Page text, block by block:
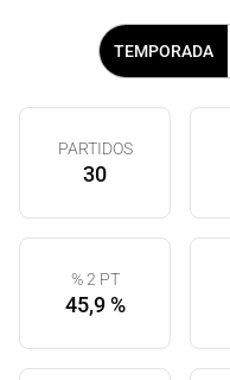
TEMPORADA
PARTIDOS
30
% 2 PT
45,9 %